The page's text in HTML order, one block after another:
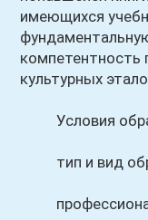
имеющихся
компетентность
культурных
Условия
тип и вид